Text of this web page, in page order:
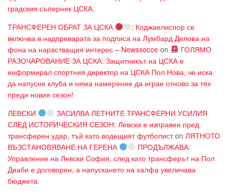
градския съперник ЦСКА.
ТРАНСФЕРЕН ОБРАТ ЗА ЦСКА
: Коджаелиспор се
включва в надпреварата за подписа на Лумбард Делова на
фона на нарастващия интерес – Newssocce on
ГОЛЯМО
РАЗОЧАРОВАНИЕ ЗА ЦСКА: Защитникът на ЦСКА е
информирал спортния директор на ЦСКА Пол Нова, че иска
да напусне клуба и няма намерение да играе отново за тях
преди новия сезон!
ЛЕВСКИ
ЗАСИЛВА ЛЕТНИТЕ ТРАНСФЕРНИ УСИЛИЯ
СЛЕД ИСТОРИЧЕСКИЯ СЕЗОН: Левски е изправен пред
трансферен удар, тъй като водещият футболистon ЛЯТНОТО
ВЪЗСТАНОВЯВАНЕ НА ГЕРЕНА
ПРОДЪЛЖАВА:
Управление на Левски София, след като трансферът на Пол
Диаби е договорен, а напускането на халфа увеличава
бюджета.